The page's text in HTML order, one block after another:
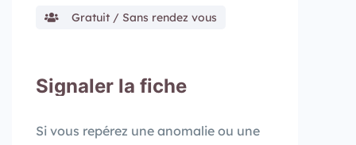
Gratuit / Sans rendez vous
Signaler la fiche
Si vous repérez une anomalie ou une